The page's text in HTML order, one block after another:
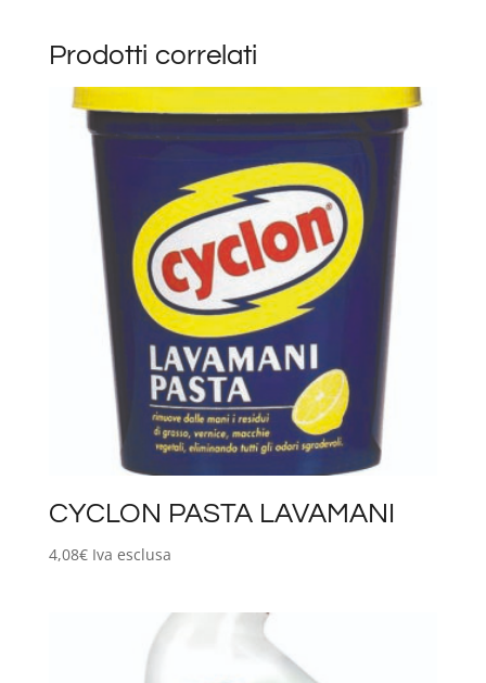
Prodotti correlati
CYCLON PASTA LAVAMANI
4,08€ Iva esclusa